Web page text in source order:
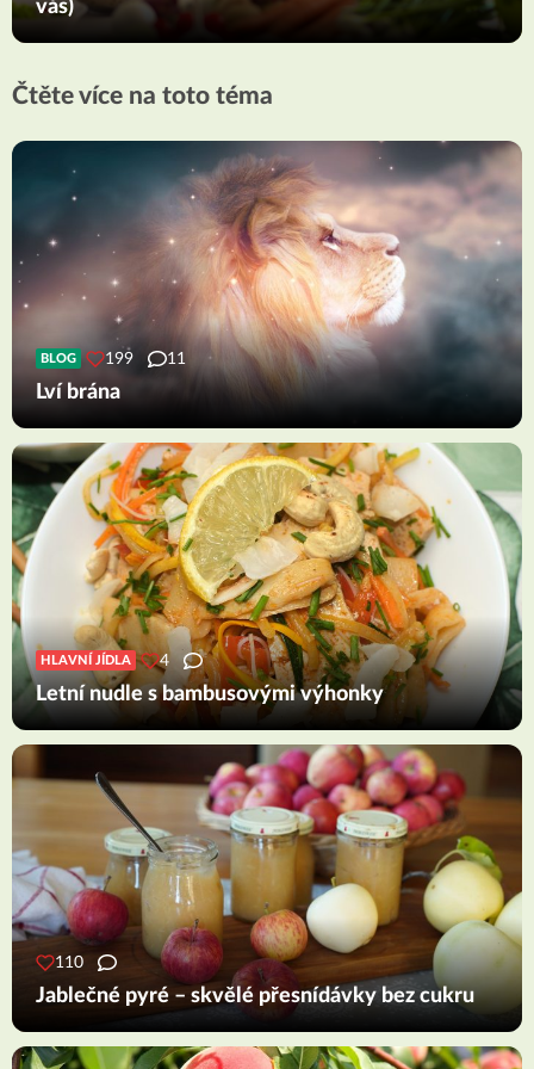
vás)
Čtěte více na toto téma
BLOG 199 11
Lví brána
HLAVNÍ JÍDLA 4
Letní nudle s bambusovými výhonky
110
Jablečné pyré – skvělé přesnídávky bez cukru